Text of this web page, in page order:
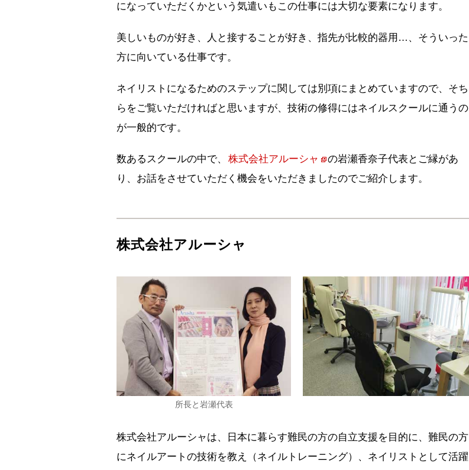
になっていただくかという気遣いもこの仕事には大切な要素になります。
美しいものが好き、人と接することが好き、指先が比較的器用…、そういった
方に向いている仕事です。
ネイリストになるためのステップに関しては別項にまとめていますので、そち
らをご覧いただければと思いますが、技術の修得にはネイルスクールに通うの
が一般的です。
数あるスクールの中で、 株式会社アルーシャ
の岩瀬香奈子代表とご縁があ
り、お話をさせていただく機会をいただきましたのでご紹介します。
株式会社アルーシャ
所長と岩瀬代表
株式会社アルーシャは、日本に暮らす難民の方の自立支援を目的に、難民の方
にネイルアートの技術を教え（ネイルトレーニング）、ネイリストとして活躍